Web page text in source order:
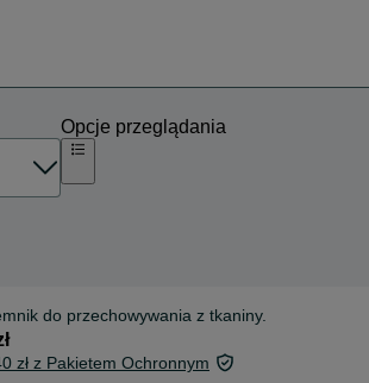
Opcje przeglądania
do przechowywania z tkaniny.
zł z Pakietem Ochronnym